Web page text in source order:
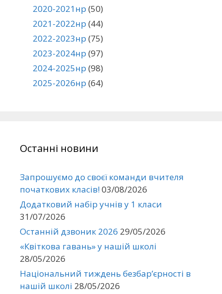
2020-2021нр (50)
2021-2022нр (44)
2022-2023нр (75)
2023-2024нр (97)
2024-2025нр (98)
2025-2026нр (64)
Останні новини
Запрошуємо до своєї команди вчителя
початкових класів!03/08/2026
Додатковий набір учнів у 1 класи
31/07/2026
Останній дзвоник 2026 29/05/2026
«Квіткова гавань» у нашій школі
28/05/2026
Національний тиждень безбар’єрності в
нашій школі 28/05/2026